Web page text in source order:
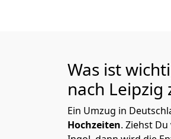
Was ist
nach Leipzig
Ein Umzug in
Hochzeiten. Ziehst